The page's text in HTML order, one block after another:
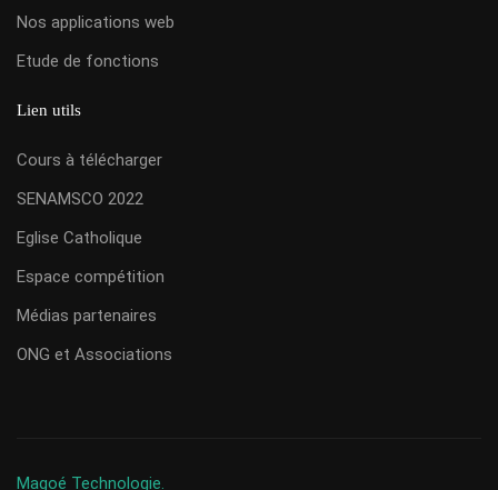
Nos applications web
Etude de fonctions
Lien utils
Cours à télécharger
SENAMSCO 2022
Eglise Catholique
Espace compétition
Médias partenaires
ONG et Associations
Magoé Technologie.